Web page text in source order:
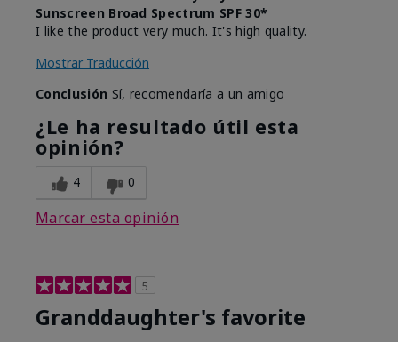
Sunscreen Broad Spectrum SPF 30*
I like the product very much. It's high quality.
Mostrar Traducción
Conclusión Sí, recomendaría a un amigo
¿Le ha resultado útil esta
opinión?
4 0
Marcar esta opinión
5
Granddaughter's favorite